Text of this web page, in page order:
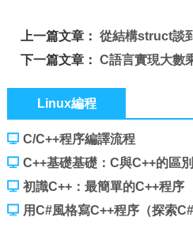
上一篇文章：從結構struct談
下一篇文章：C語言實現大數
Linux編程
C/C++程序編譯流程
C++基礎基礎：C與C++的區別
初識C++：最簡單的C++程序
用C#風格寫C++程序（探索C#